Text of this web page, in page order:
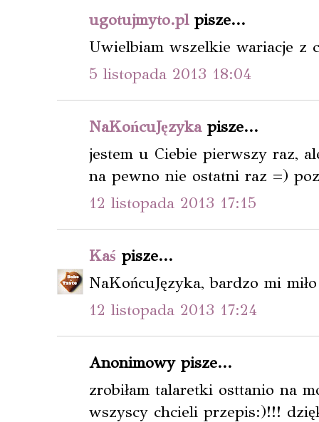
ugotujmyto.plpisze...
Uwielbiam wszelkie wariacje z
5 listopada 2013 18:04
NaKońcuJęzykapisze...
jestem u Ciebie pierwszy raz,
na pewno nie ostatni raz =)
12 listopada 2013 17:15
Kaś pisze...
NaKońcuJęzyka, bardzo mi
12 listopada 2013 17:24
Anonimowy pisze...
zrobiłam talaretki osttanio na
wszyscy chcieli przepis:)!!!